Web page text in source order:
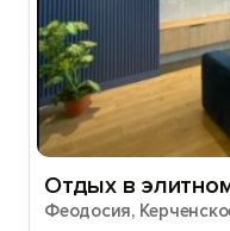
Отдых в
Феодосия,